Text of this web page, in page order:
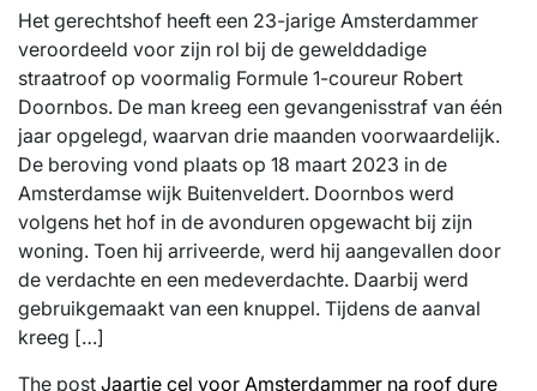
Het gerechtshof heeft een 23-jarige Amsterdammer
veroordeeld voor zijn rol bij de gewelddadige
straatroof op voormalig Formule 1-coureur Robert
Doornbos. De man kreeg een gevangenisstraf van één
jaar opgelegd, waarvan drie maanden voorwaardelijk.
De beroving vond plaats op 18 maart 2023 in de
Amsterdamse wijk Buitenveldert. Doornbos werd
volgens het hof in de avonduren opgewacht bij zijn
woning. Toen hij arriveerde, werd hij aangevallen door
de verdachte en een medeverdachte. Daarbij werd
gebruikgemaakt van een knuppel. Tijdens de aanval
kreeg […]
The post Jaartje cel voor Amsterdammer na roof dure